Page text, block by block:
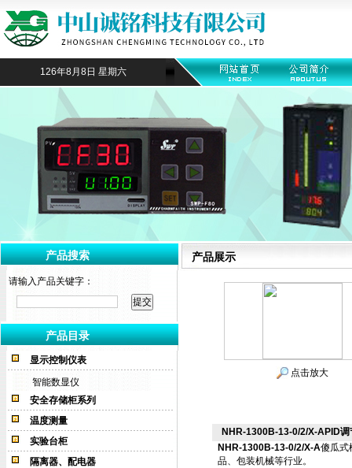
126年8月8日 星期六
产品搜索
请输入产品关键字：
产品目录
显示控制仪表
智能数显仪
安全存储柜系列
温度测量
实验台柜
隔离器、配电器
产品展示
点击放大
NHR-1300B-13-0/2/X-APID
NHR-1300B-13-0/2/X-A傻瓜式
品、包装机械等行业。